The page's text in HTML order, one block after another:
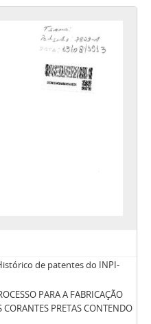
de patentes do INPI-
PARA A FABRICAÇÃO
CORANTES PRETAS CONTENDO